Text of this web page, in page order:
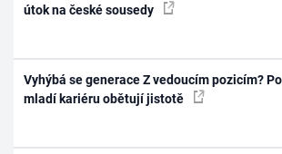
útok na české sousedy
Vyhýbá se generace Z vedoucím pozicím?
mladí kariéru obětují jistotě